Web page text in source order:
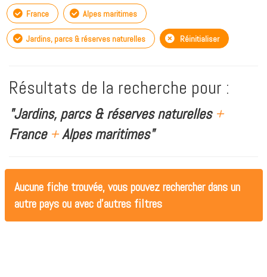
France Alpes maritimes
Jardins, parcs & réserves naturelles Réinitialiser
Résultats de la recherche pour :
"Jardins, parcs & réserves naturelles +
France +Alpes maritimes"
Aucune fiche trouvée, vous pouvez rechercher dans un
autre pays ou avec d'autres filtres